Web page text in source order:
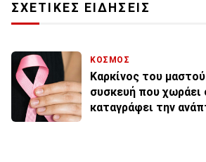
ΣΧΕΤΙΚΕΣ ΕΙΔΗΣΕΙΣ
ΚΟΣΜΟΣ
Καρκίνος του
συσκευή που χωράει
καταγράφει την